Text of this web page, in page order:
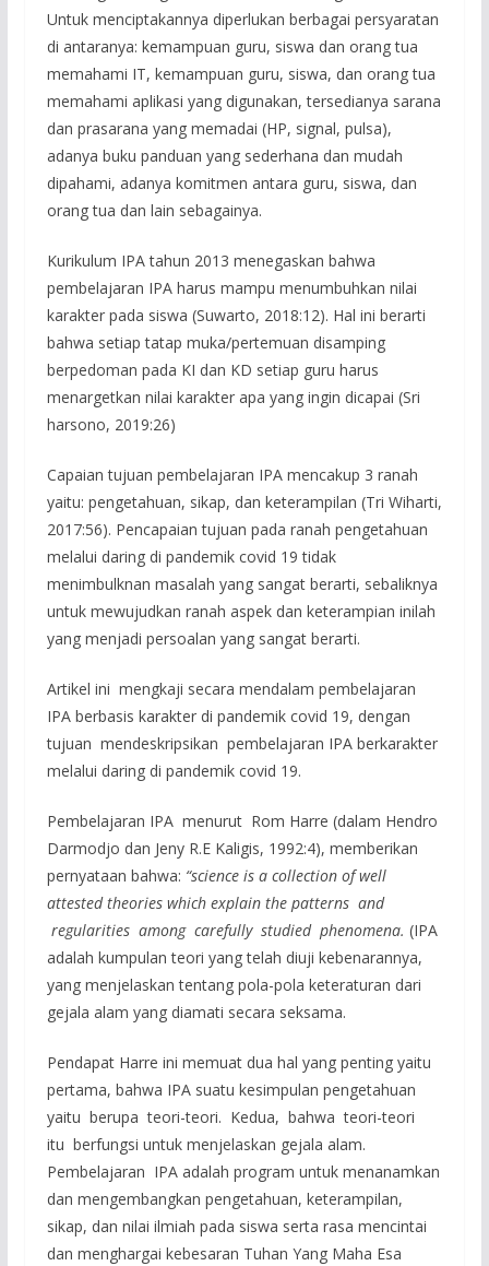
Untuk menciptakannya diperlukan berbagai persyaratan
di antaranya: kemampuan guru, siswa dan orang tua
memahami IT, kemampuan guru, siswa, dan orang tua
memahami aplikasi yang digunakan, tersedianya sarana
dan prasarana yang memadai (HP, signal, pulsa),
adanya buku panduan yang sederhana dan mudah
dipahami, adanya komitmen antara guru, siswa, dan
orang tua dan lain sebagainya.
Kurikulum IPA tahun 2013 menegaskan bahwa
pembelajaran IPA harus mampu menumbuhkan nilai
karakter pada siswa (Suwarto, 2018:12). Hal ini berarti
bahwa setiap tatap muka/pertemuan disamping
berpedoman pada KI dan KD setiap guru harus
menargetkan nilai karakter apa yang ingin dicapai (Sri
harsono, 2019:26)
Capaian tujuan pembelajaran IPA mencakup 3 ranah
yaitu: pengetahuan, sikap, dan keterampilan (Tri Wiharti,
2017:56). Pencapaian tujuan pada ranah pengetahuan
melalui daring di pandemik covid 19 tidak
menimbulknan masalah yang sangat berarti, sebaliknya
untuk mewujudkan ranah aspek dan keterampian inilah
yang menjadi persoalan yang sangat berarti.
Artikel ini mengkaji secara mendalam pembelajaran
IPA berbasis karakter di pandemik covid 19, dengan
tujuan mendeskripsikan pembelajaran IPA berkarakter
melalui daring di pandemik covid 19.
Pembelajaran IPA menurut Rom Harre (dalam Hendro
Darmodjo dan Jeny R.E Kaligis, 1992:4), memberikan
pernyataan bahwa: “science is a collection of well
attested theories which explain the patterns and
regularities among carefully studied phenomena. (IPA
adalah kumpulan teori yang telah diuji kebenarannya,
yang menjelaskan tentang pola-pola keteraturan dari
gejala alam yang diamati secara seksama.
Pendapat Harre ini memuat dua hal yang penting yaitu
pertama, bahwa IPA suatu kesimpulan pengetahuan
yaitu berupa teori-teori. Kedua, bahwa teori-teori
itu berfungsi untuk menjelaskan gejala alam.
Pembelajaran IPA adalah program untuk menanamkan
dan mengembangkan pengetahuan, keterampilan,
sikap, dan nilai ilmiah pada siswa serta rasa mencintai
dan menghargai kebesaran Tuhan Yang Maha Esa